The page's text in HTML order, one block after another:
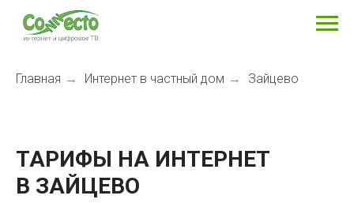
Главная → Интернет в частный дом → Зайцево
ТАРИФЫ НА ИНТЕРНЕТ
В ЗАЙЦЕВО